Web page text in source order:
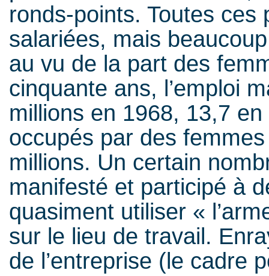
ronds-points. Toutes
salariées, mais
au vu de la part des
cinquante ans, l’emploi
millions en 1968, 13,7
occupés par des
millions. Un certain
manifesté et participé à
quasiment utiliser «
sur le lieu de travail.
de l’entreprise (le cadre